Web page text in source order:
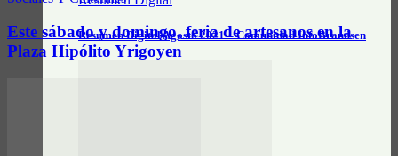
Resumen Digital Agosto 2021 – Comunidad InfoBrandsen
Este sábado y domingo, feria de artesanos en la
Plaza Hipólito Yrigoyen